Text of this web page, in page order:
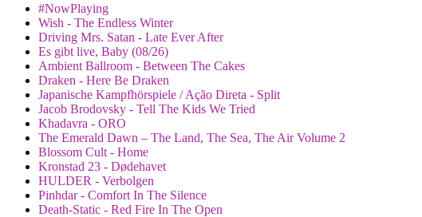
#NowPlaying
Wish - The Endless Winter
Driving Mrs. Satan - Late Ever After
Es gibt live, Baby (08/26)
Ambient Ballroom - Between The Cakes
Draken - Here Be Draken
Japanische Kampfhörspiele / Ação Direta - Split
Jacob Brodovsky - Tell The Kids We Tried
Khadavra - ORO
The Emerald Dawn – The Land, The Sea, The Air Volume 2
Blossom Cult - Home
Kronstad 23 - Dødehavet
HULDER - Verbolgen
Pinhdar - Comfort In The Silence
Death-Static - Red Fire In The Open